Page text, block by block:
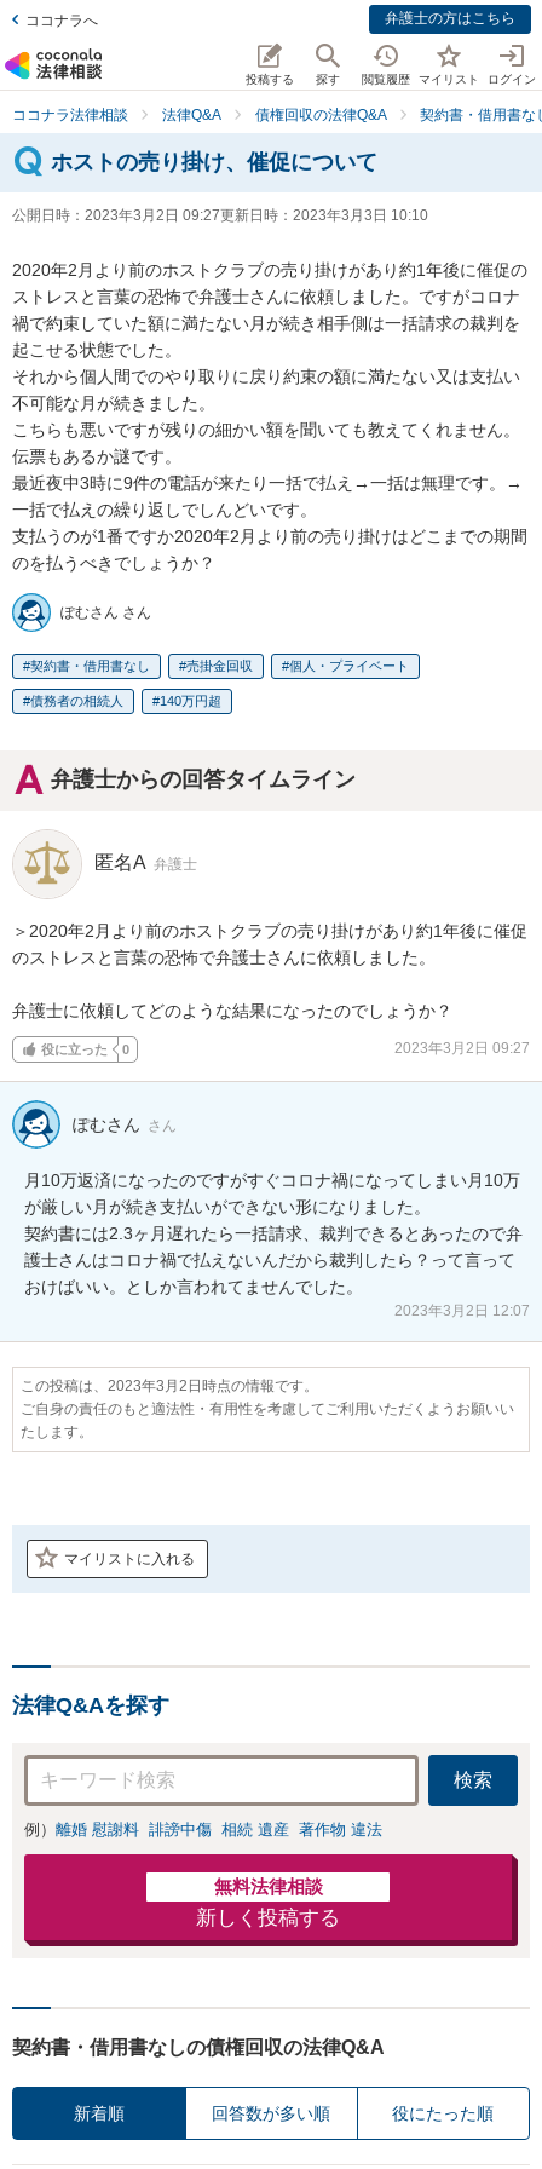
ココナラへ 弁護士の方はこちら
投稿する 探す 閲覧履歴 マイリスト ログイン
ココナラ法律相談 法律Q&A 債権回収の法律Q&A 契約書・借用書な
ホストの売り掛け、催促について
公開日時： 2023年3月2日 09:27更新日時： 2023年3月3日 10:10
2020年2月より前のホストクラブの売り掛けがあり約1年後に催促の
ストレスと言葉の恐怖で弁護士さんに依頼しました。ですがコロナ
禍で約束していた額に満たない月が続き相手側は一括請求の裁判を
起こせる状態でした。
それから個人間でのやり取りに戻り約束の額に満たない又は支払い
不可能な月が続きました。
こちらも悪いですが残りの細かい額を聞いても教えてくれません。
伝票もあるか謎です。
最近夜中3時に9件の電話が来たり一括で払え→一括は無理です。→
一括で払えの繰り返しでしんどいです。
支払うのが1番ですか2020年2月より前の売り掛けはどこまでの期間
のを払うべきでしょうか？
ぽむさん さん
契約書・借用書なし 売掛金回収 個人・プライベート
債務者の相続人 140万円超
弁護士からの回答タイムライン
匿名A 弁護士
＞2020年2月より前のホストクラブの売り掛けがあり約1年後に催促
のストレスと言葉の恐怖で弁護士さんに依頼しました。
弁護士に依頼してどのような結果になったのでしょうか？
役に立った 0 2023年3月2日 09:27
ぽむさん さん
月10万返済になったのですがすぐコロナ禍になってしまい月10万
が厳しい月が続き支払いができない形になりました。
契約書には2.3ヶ月遅れたら一括請求、裁判できるとあったので弁
護士さんはコロナ禍で払えないんだから裁判したら？って言って
おけばいい。としか言われてませんでした。
2023年3月2日 12:07
この投稿は、2023年3月2日時点の情報です。
ご自身の責任のもと適法性・有用性を考慮してご利用いただくようお願いい
たします。
マイリストに入れる
法律Q&Aを探す
検索
例） 離婚 慰謝料 誹謗中傷 相続 遺産 著作物 違法
無料法律相談
新しく投稿する
契約書・借用書なしの債権回収の法律Q&A
新着順 回答数が多い順 役にたった順